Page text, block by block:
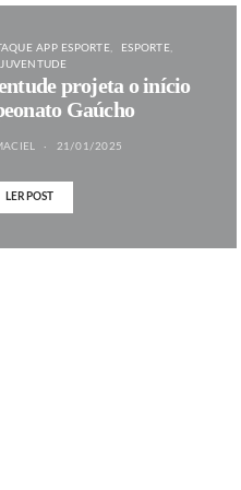
APP ESPORTE
ESPORTE
JUVENTUDE
projeta o início
Gaúcho
21/01/2025
LER POST